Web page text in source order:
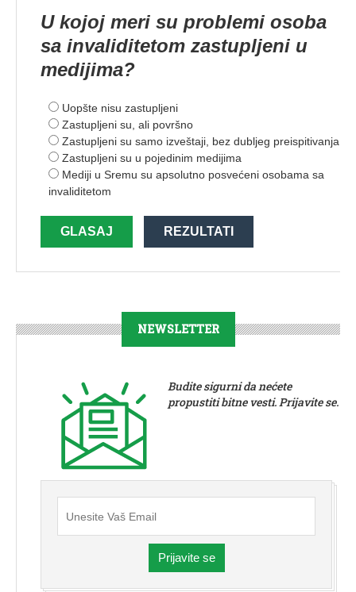
U kojoj meri su problemi osoba
sa invaliditetom zastupljeni u
medijima?
Uopšte nisu zastupljeni
Zastupljeni su, ali površno
Zastupljeni su samo izveštaji, bez dubljeg preispitivanja
Zastupljeni su u pojedinim medijima
Mediji u Sremu su apsolutno posvećeni osobama sa
invaliditetom
GLASAJ REZULTATI
NEWSLETTER
Budite sigurni da nećete
propustiti bitne vesti. Prijavite se.
Prijavite se